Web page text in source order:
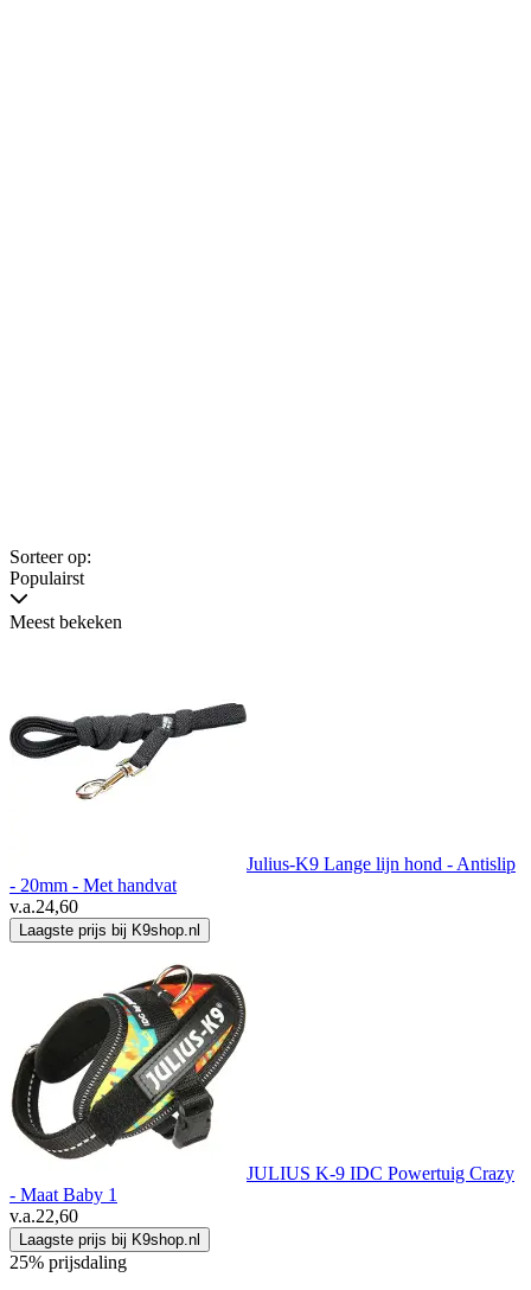
Sorteer op:
Populairst
Meest bekeken
Julius-K9 Lange lijn hond - Antislip
- 20mm - Met handvat
v.a.24,60
Laagste prijs bij K9shop.nl
JULIUS K-9 IDC Powertuig Crazy
- Maat Baby 1
v.a.22,60
Laagste prijs bij K9shop.nl
25% prijsdaling